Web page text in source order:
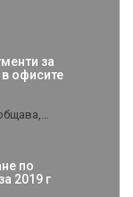
за
офисите
по
2019 г